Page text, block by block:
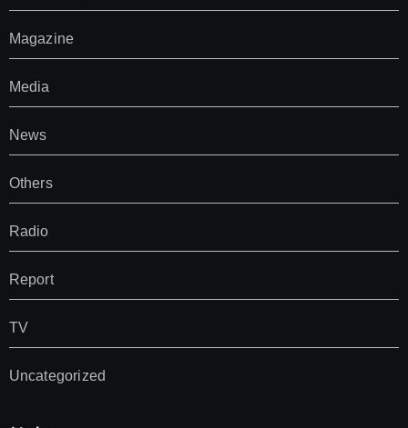
Magazine
Media
News
Others
Radio
Report
TV
Uncategorized